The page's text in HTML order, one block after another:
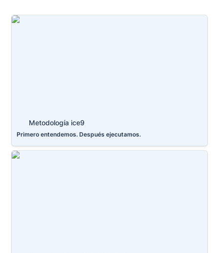
Metodología ice9
Metodología ice9
Primero entendemos. Después ejecutamos.
Proyecto a la medida "Blocky"